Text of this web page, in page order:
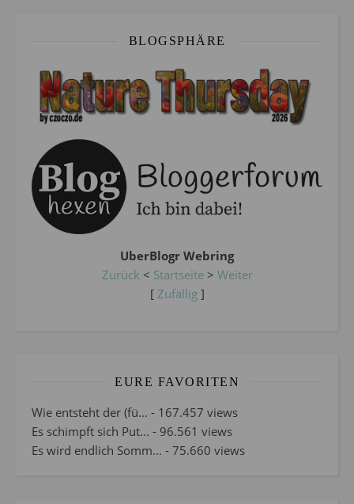
BLOGSPHÄRE
UberBlogr Webring
Zurück < Startseite> Weiter
[ Zufällig]
EURE FAVORITEN
Wie entsteht der (fü... - 167.457 views
Es schimpft sich Put... - 96.561 views
Es wird endlich Somm... - 75.660 views